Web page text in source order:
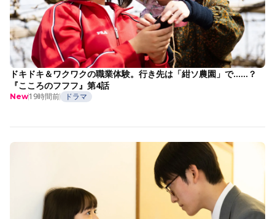
ドキドキ＆ワクワクの職業体験。行き先は「紺ソ農園」で……？
『こころのフフフ』第4話
New19時間前 ドラマ